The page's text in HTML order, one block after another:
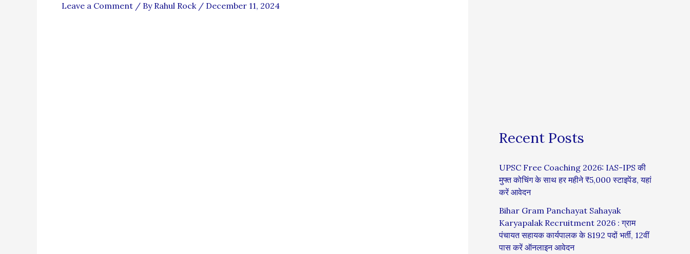
Leave a Comment / By Rahul Rock / December 11, 2024
Recent Posts
UPSC Free Coaching 2026: IAS-IPS की
मुफ्त कोचिंग के साथ हर महीने ₹5,000 स्टाइपेंड, यहां
करें आवेदन
Bihar Gram Panchayat Sahayak
Karyapalak Recruitment 2026 : ग्राम
पंचायत सहायक कार्यपालक के 8192 पदों भर्ती, 12वीं
पास करें ऑनलाइन आवेदन